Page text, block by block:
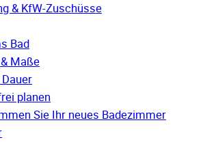
& KfW-Zuschüsse
Bad
Maße
planen
Sie Ihr neues Badezimmer